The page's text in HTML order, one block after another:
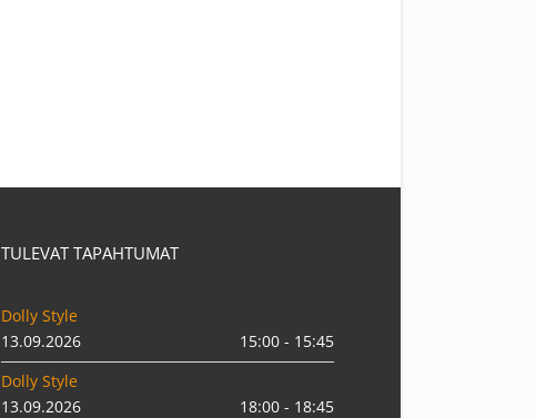
TULEVAT TAPAHTUMAT
Dolly Style
13.09.2026
15:00 - 15:45
Dolly Style
13.09.2026
18:00 - 18:45